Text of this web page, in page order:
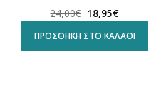
24,00€ Original
price
was:
24,00€.
18,95€Η
τρέχουσα
τιμή
είναι:
18,95€.
ΠΡΟΣΘΉΚΗ ΣΤΟ ΚΑΛΆΘΙ